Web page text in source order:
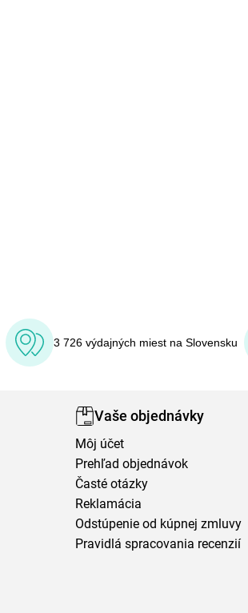
3 726 výdajných miest na Slovensku
Vaše objednávky
Môj účet
Prehľad objednávok
Časté otázky
Reklamácia
Odstúpenie od kúpnej zmluvy
Pravidlá spracovania recenzií